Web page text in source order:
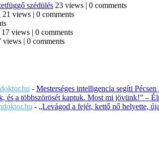
szédülés 23 views | 0 comments
21 views | 0 comments
17 views | 0 comments
views | 0 comments
- Mesterséges intelligencia segíti
és a többszörösét kaptuk. Most mi jövünk!” –
- „Levágod a fejét, kettő nő helyette,